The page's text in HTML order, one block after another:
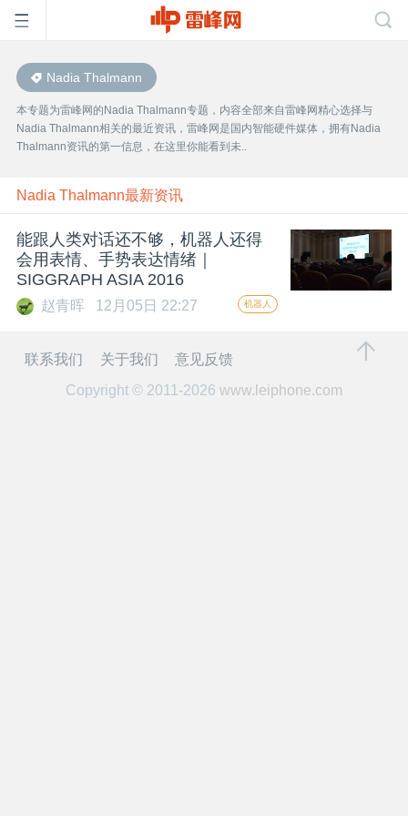
首
页
雷
峰
网
公
Nadia Thalmann
本专题为雷峰网的Nadia Thalmann专题，内容全部来自雷峰网精心选择与
Nadia Thalmann相关的最近资讯，雷峰网是国内智能硬件媒体，拥有Nadia
Thalmann资讯的第一信息，在这里你能看到未..
Nadia Thalmann最新资讯
能跟人类对话还不够，机器人还得
会用表情、手势表达情绪｜
SIGGRAPH ASIA 2016
赵青晖 12月05日 22:27 机器人
联系我们 关于我们
意见反馈
Copyright © 2011-2026 www.leiphone.com